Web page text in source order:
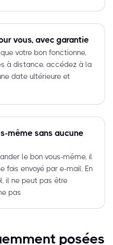
vous, avec garantie
votre bon fonctionne,
à distance, accédez à la
date ultérieure et
même sans aucune
le bon vous-même, il
fois envoyé par e-mail. En
il ne peut pas être
pas
posées